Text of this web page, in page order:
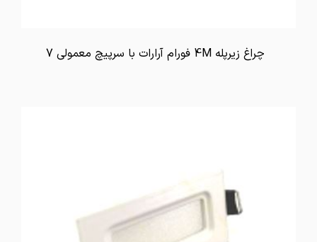
چراغ زیرپله 4M فورام آرارات با سرپیچ معمولی 7